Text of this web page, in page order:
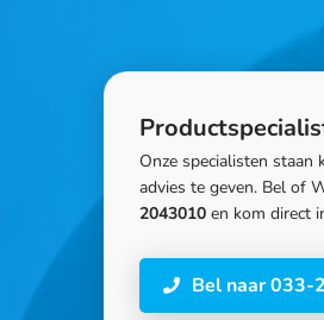
Onze specialisten staan
advies te geven. Bel of
2043010 en kom direct
Bel naar 033-